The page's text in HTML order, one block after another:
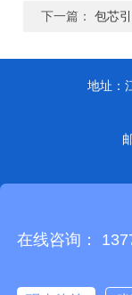
下一篇：包芯
地址：
在线咨询：